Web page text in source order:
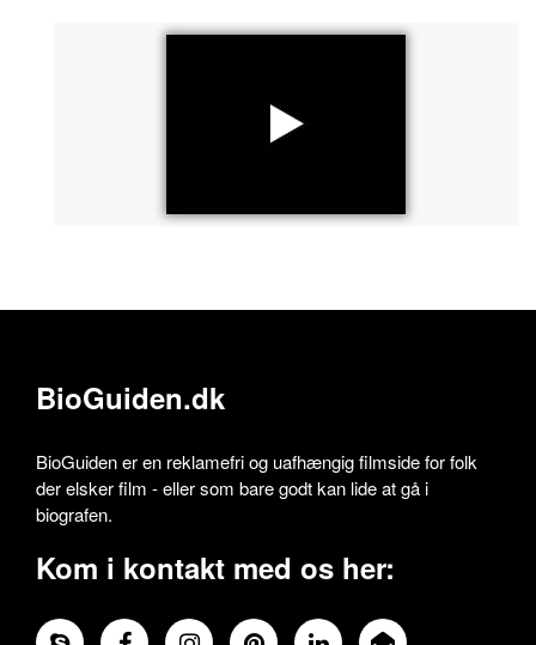
BioGuiden.dk
BioGuiden er en reklamefri og uafhængig filmside for folk
der elsker film - eller som bare godt kan lide at gå i
biografen.
Kom i kontakt med os her: